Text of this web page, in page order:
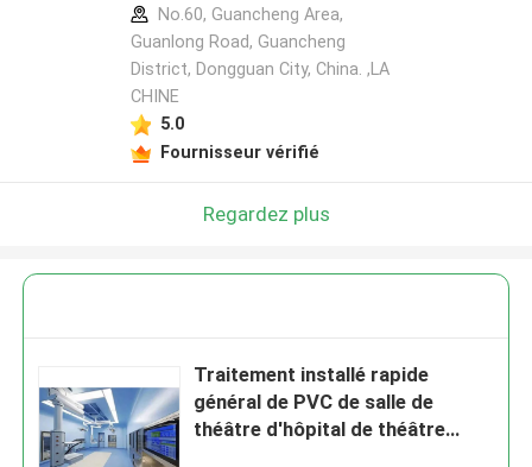
No.60, Guancheng Area,
Guanlong Road, Guancheng
District, Dongguan City, China. ,LA
CHINE
5.0
Fournisseur vérifié
Regardez plus
Traitement installé rapide
général de PVC de salle de
théâtre d'hôpital de théâtre